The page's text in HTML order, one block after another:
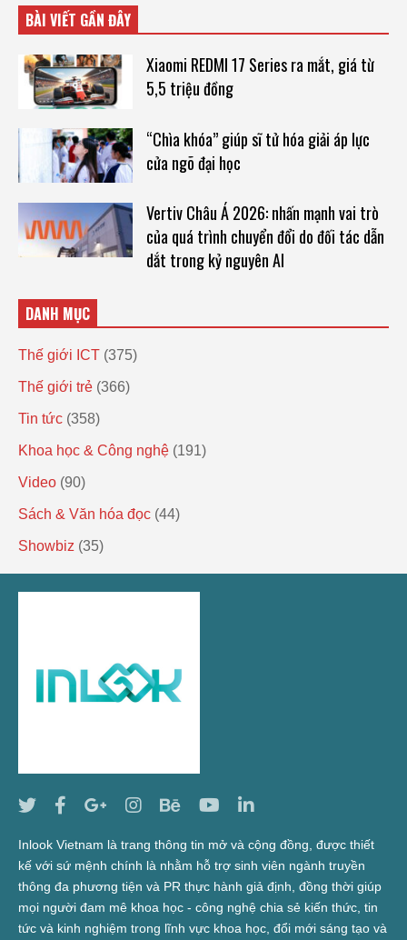
BÀI VIẾT GẦN ĐÂY
Xiaomi REDMI 17 Series ra mắt, giá từ
5,5 triệu đồng
“Chìa khóa” giúp sĩ tử hóa giải áp lực
cửa ngõ đại học
Vertiv Châu Á 2026: nhấn mạnh vai trò
của quá trình chuyển đổi do đối tác dẫn
dắt trong kỷ nguyên AI
DANH MỤC
Thế giới ICT (375)
Thế giới trẻ (366)
Tin tức (358)
Khoa học & Công nghệ (191)
Video (90)
Sách & Văn hóa đọc (44)
Showbiz (35)
Inlook Vietnam là trang thông tin mở và cộng đồng, được thiết
kế với sứ mệnh chính là nhằm hỗ trợ sinh viên ngành truyền
thông đa phương tiện và PR thực hành giả định, đồng thời giúp
mọi người đam mê khoa học - công nghệ chia sẻ kiến thức, tin
tức và kinh nghiệm trong lĩnh vực khoa học, đổi mới sáng tạo và